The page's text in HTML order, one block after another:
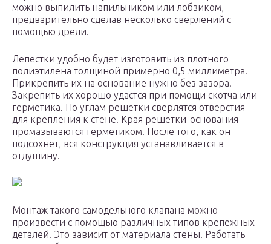
можно выпилить напильником или лобзиком,
предварительно сделав несколько сверлений с
помощью дрели.
Лепестки удобно будет изготовить из плотного
полиэтилена толщиной примерно 0,5 миллиметра.
Прикрепить их на основание нужно без зазора.
Закрепить их хорошо удастся при помощи скотча или
герметика. По углам решетки сверлятся отверстия
для крепления к стене. Края решетки-основания
промазываются герметиком. После того, как он
подсохнет, вся конструкция устанавливается в
отдушину.
Монтаж такого самодельного клапана можно
произвести с помощью различных типов крепежных
деталей. Это зависит от материала стены. Работать